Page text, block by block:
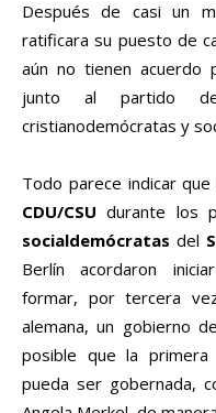
Después de casi un
ratificara su puesto de
aún no tienen acuerdo
junto al partido
cristianodemócratas y
Todo parece indicar
CDU/CSU durante los
socialdemócratas del
Berlín acordaron
formar, por tercera
alemana, un gobierno
posible que la primera
pueda ser gobernada,